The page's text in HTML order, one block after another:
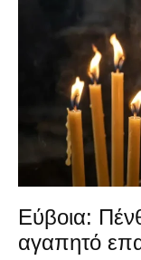
Εύβοια:
αγαπητό